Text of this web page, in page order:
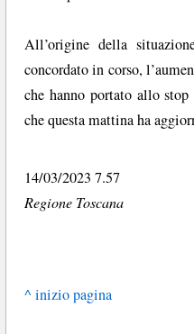
All’origine della
concordato in corso,
che hanno portato allo
che questa mattina ha
14/03/2023 7.57
Regione Toscana
^ inizio pagina